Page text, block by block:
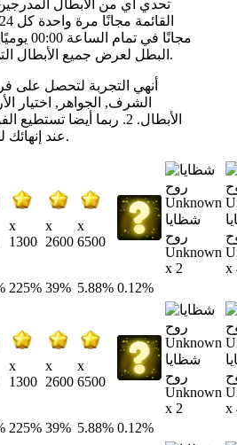
تحدي أي من الأبطال
البطل لعرض جميع الأبطال التي قد تظهر كمتنافس.
الشرف, الجواهر, اختيار
عند إنهائك للتجارب الأكثر صعوبة.
x
1300
x
2600
x
6500
شظايا
روح
Unknown
x 2
x
225% 39% 5.88% 0.12%
x
1300
x
2600
x
6500
شظايا
روح
Unknown
x 2
x
225% 39% 5.88% 0.12%